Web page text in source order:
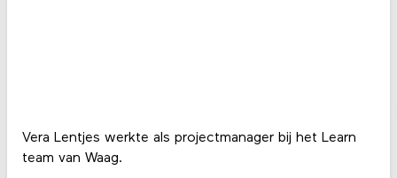
Vera Lentjes werkte als projectmanager bij het Learn
team van Waag.